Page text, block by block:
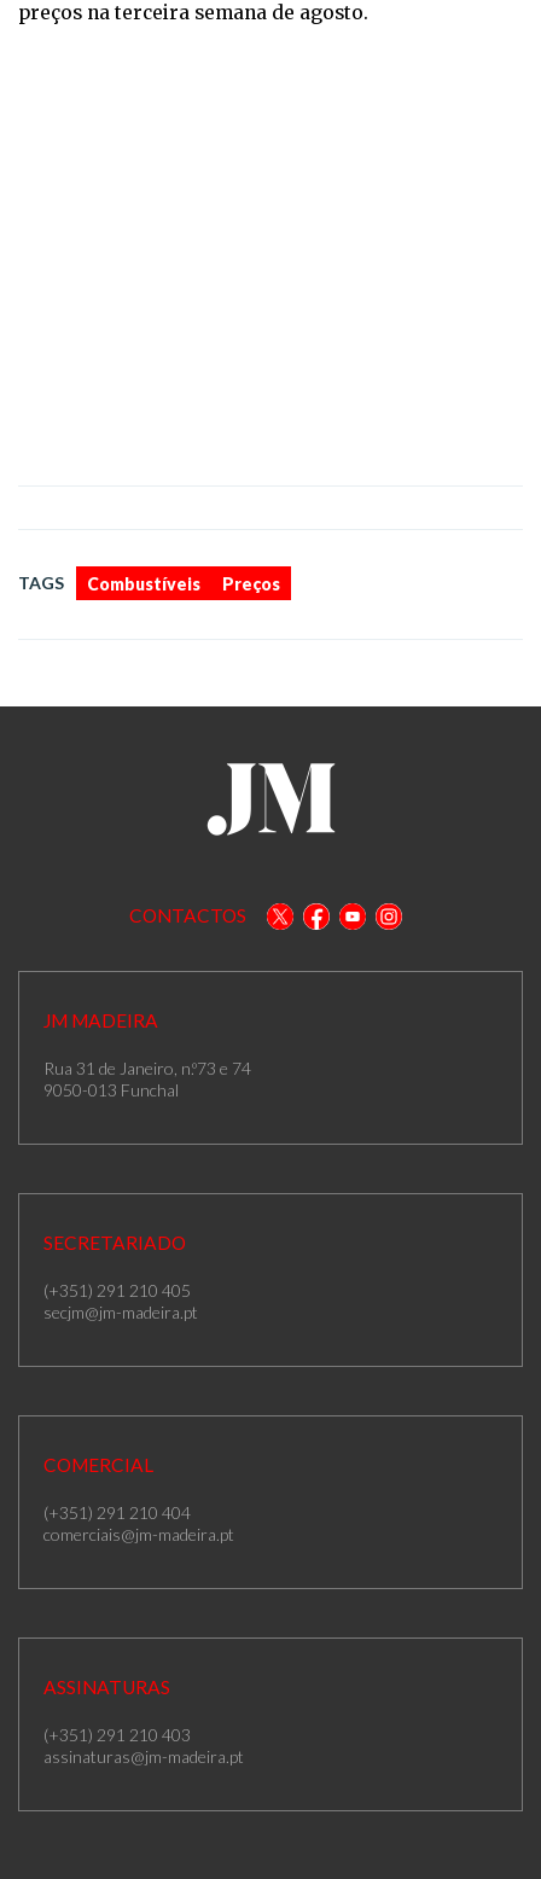
preços na terceira semana de agosto.
TAGS Combustíveis Preços
CONTACTOS
JM MADEIRA
Rua 31 de Janeiro, n.º73 e 74
9050-013 Funchal
SECRETARIADO
(+351) 291 210 405
secjm@jm-madeira.pt
COMERCIAL
(+351) 291 210 404
comerciais@jm-madeira.pt
ASSINATURAS
(+351) 291 210 403
assinaturas@jm-madeira.pt